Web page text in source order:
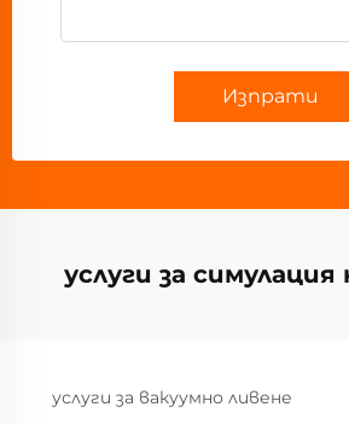
Изпрати
услуги за симулация
услуги за вакуумно ливене